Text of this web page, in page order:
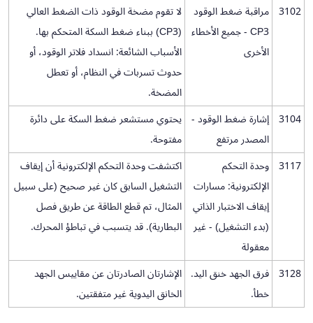
3102 مراقبة ضغط الوقود
CP3 - جميع الأخطاء
الأخرى
لا تقوم مضخة الوقود ذات الضغط العالي
(CP3) ببناء ضغط السكة المتحكم بها.
الأسباب الشائعة: انسداد فلاتر الوقود، أو
حدوث تسربات في النظام، أو تعطل
المضخة.
3104 إشارة ضغط الوقود -
المصدر مرتفع
يحتوي مستشعر ضغط السكة على دائرة
مفتوحة.
3117 وحدة التحكم
الإلكترونية: مسارات
إيقاف الاختبار الذاتي
(بدء التشغيل) - غير
معقولة
اكتشفت وحدة التحكم الإلكترونية أن إيقاف
التشغيل السابق كان غير صحيح (على سبيل
المثال، تم قطع الطاقة عن طريق فصل
البطارية). قد يتسبب في تباطؤ المحرك.
3128 فرق الجهد خنق اليد.
خطأ.
الإشارتان الصادرتان عن مقاييس الجهد
الخانق اليدوية غير متفقتين.